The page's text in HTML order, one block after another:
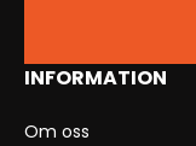
INFORMATION
Om oss